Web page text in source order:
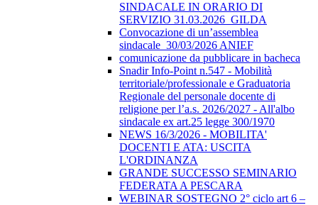
SINDACALE IN ORARIO DI
SERVIZIO 31.03.2026_GILDA
Convocazione di un’assemblea
sindacale_30/03/2026 ANIEF
comunicazione da pubblicare in bacheca
Snadir Info-Point n.547 - Mobilità
territoriale/professionale e Graduatoria
Regionale del personale docente di
religione per l’a.s. 2026/2027 - All'albo
sindacale ex art.25 legge 300/1970
NEWS 16/3/2026 - MOBILITA'
DOCENTI E ATA: USCITA
L'ORDINANZA
GRANDE SUCCESSO SEMINARIO
FEDERATA A PESCARA
WEBINAR SOSTEGNO 2° ciclo art 6 –